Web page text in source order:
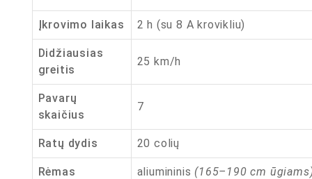
Įkrovimo laikas 2 h (su 8 A krovikliu)
Didžiausias
greitis
25 km/h
Pavarų
skaičius
7
Ratų dydis 20 colių
Rėmas aliumininis (165–190 cm